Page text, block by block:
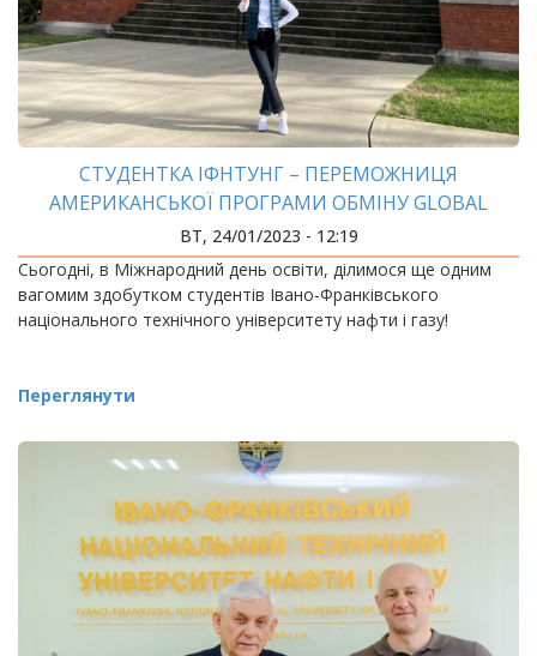
СТУДЕНТКА ІФНТУНГ – ПЕРЕМОЖНИЦЯ
АМЕРИКАНСЬКОЇ ПРОГРАМИ ОБМІНУ GLOBAL
UGRAD
ВТ, 24/01/2023 - 12:19
Сьогодні, в Міжнародний день освіти, ділимося ще одним
вагомим здобутком студентів Івано-Франківського
національного технічного університету нафти і газу!
Переглянути